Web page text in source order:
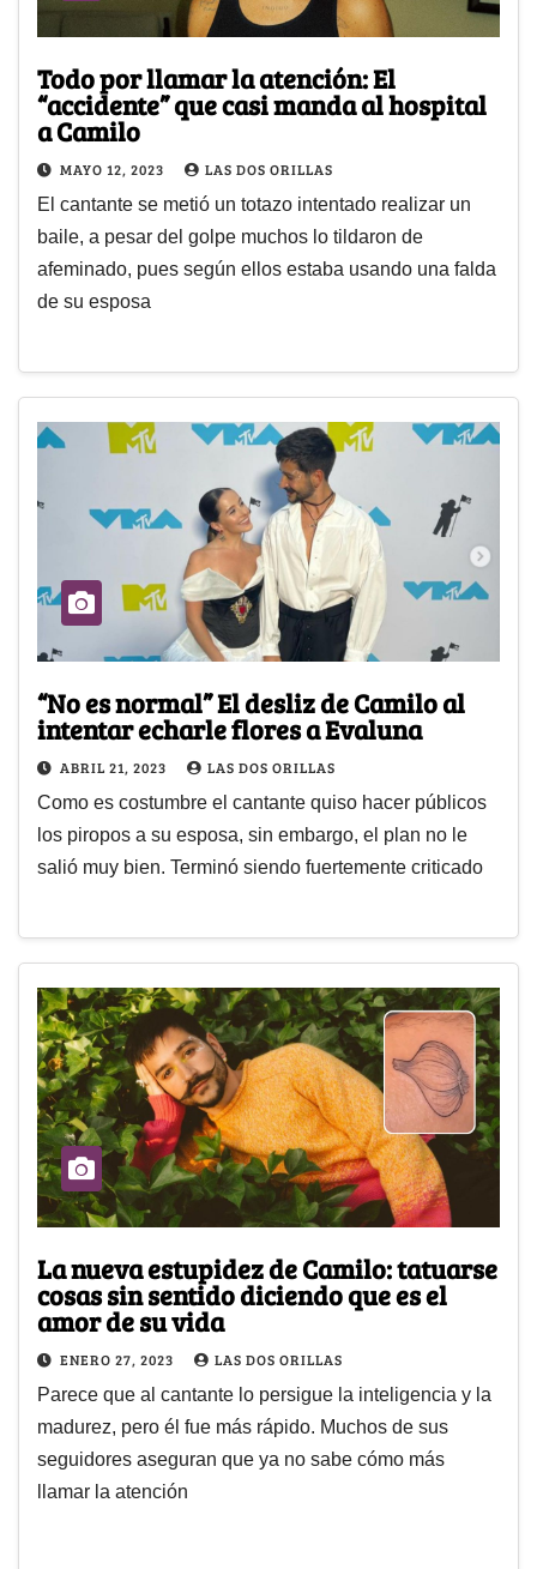
Todo por llamar la atención: El
“accidente” que casi manda al hospital
a Camilo
MAYO 12, 2023 LAS DOS ORILLAS
El cantante se metió un totazo intentado realizar un
baile, a pesar del golpe muchos lo tildaron de
afeminado, pues según ellos estaba usando una falda
de su esposa
“No es normal” El desliz de Camilo al
intentar echarle flores a Evaluna
ABRIL 21, 2023 LAS DOS ORILLAS
Como es costumbre el cantante quiso hacer públicos
los piropos a su esposa, sin embargo, el plan no le
salió muy bien. Terminó siendo fuertemente criticado
La nueva estupidez de Camilo: tatuarse
cosas sin sentido diciendo que es el
amor de su vida
ENERO 27, 2023 LAS DOS ORILLAS
Parece que al cantante lo persigue la inteligencia y la
madurez, pero él fue más rápido. Muchos de sus
seguidores aseguran que ya no sabe cómo más
llamar la atención